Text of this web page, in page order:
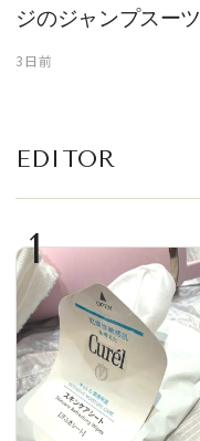
ジのジャンプスーツ
3日前
EDITOR
1